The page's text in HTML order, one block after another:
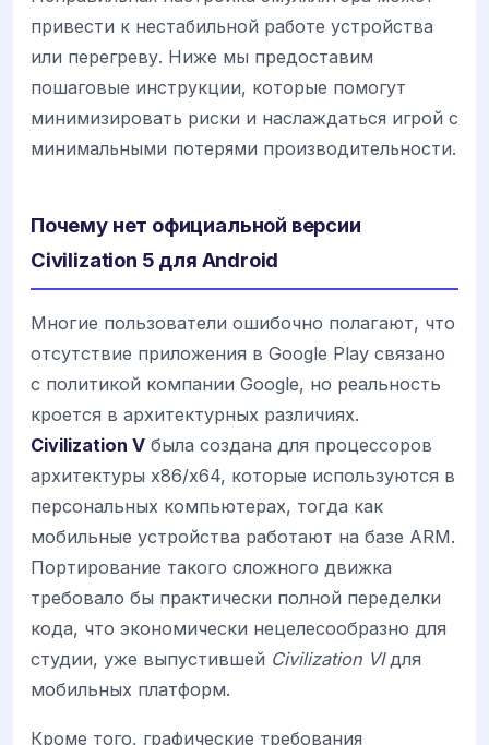
привести к нестабильной работе устройства
или перегреву. Ниже мы предоставим
пошаговые инструкции, которые помогут
минимизировать риски и наслаждаться игрой с
минимальными потерями производительности.
Почему нет официальной версии
Civilization 5 для Android
Многие пользователи ошибочно полагают, что
отсутствие приложения в Google Play связано
с политикой компании Google, но реальность
кроется в архитектурных различиях.
Civilization V была создана для процессоров
архитектуры x86/x64, которые используются в
персональных компьютерах, тогда как
мобильные устройства работают на базе ARM.
Портирование такого сложного движка
требовало бы практически полной переделки
кода, что экономически нецелесообразно для
студии, уже выпустившей Civilization VIдля
мобильных платформ.
Кроме того, графические требования